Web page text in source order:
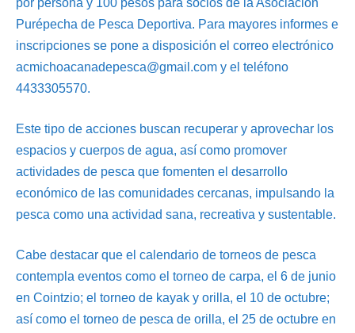
por persona y 100 pesos para socios de la Asociación
Purépecha de Pesca Deportiva. Para mayores informes e
inscripciones se pone a disposición el correo electrónico
acmichoacanadepesca@gmail.com y el teléfono
4433305570.
Este tipo de acciones buscan recuperar y aprovechar los
espacios y cuerpos de agua, así como promover
actividades de pesca que fomenten el desarrollo
económico de las comunidades cercanas, impulsando la
pesca como una actividad sana, recreativa y sustentable.
Cabe destacar que el calendario de torneos de pesca
contempla eventos como el torneo de carpa, el 6 de junio
en Cointzio; el torneo de kayak y orilla, el 10 de octubre;
así como el torneo de pesca de orilla, el 25 de octubre en